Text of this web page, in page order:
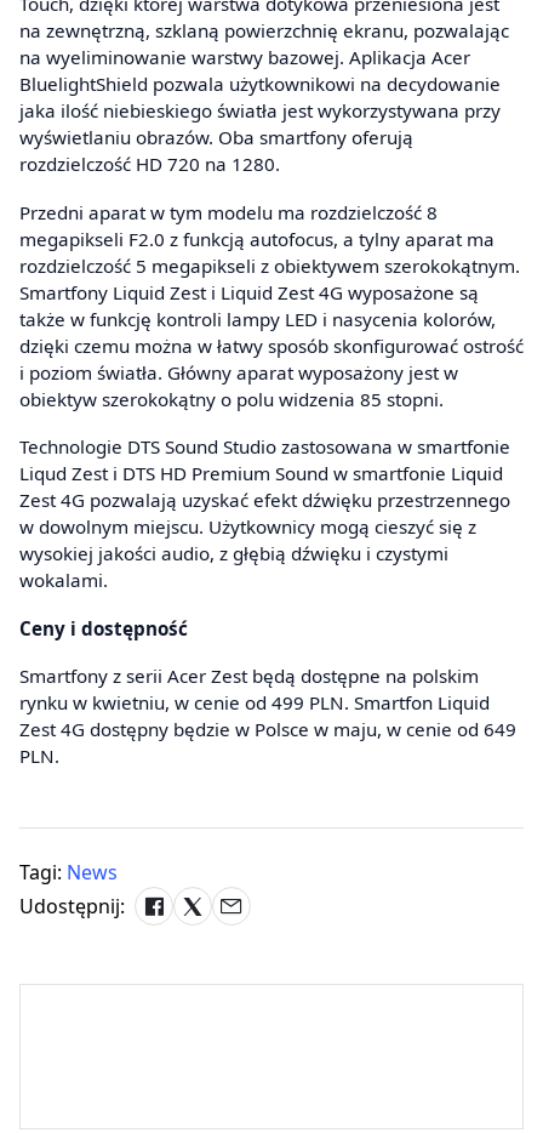
na zewnętrzną, szklaną powierzchnię ekranu, pozwalając
na wyeliminowanie warstwy bazowej. Aplikacja Acer
BluelightShield pozwala użytkownikowi na decydowanie
jaka ilość niebieskiego światła jest wykorzystywana przy
wyświetlaniu obrazów. Oba smartfony oferują
rozdzielczość HD 720 na 1280.
Przedni aparat w tym modelu ma rozdzielczość 8
megapikseli F2.0 z funkcją autofocus, a tylny aparat ma
rozdzielczość 5 megapikseli z obiektywem szerokokątnym.
Smartfony Liquid Zest i Liquid Zest 4G wyposażone są
także w funkcję kontroli lampy LED i nasycenia kolorów,
dzięki czemu można w łatwy sposób skonfigurować ostrość
i poziom światła. Główny aparat wyposażony jest w
obiektyw szerokokątny o polu widzenia 85 stopni.
Technologie DTS Sound Studio zastosowana w smartfonie
Liqud Zest i DTS HD Premium Sound w smartfonie Liquid
Zest 4G pozwalają uzyskać efekt dźwięku przestrzennego
w dowolnym miejscu. Użytkownicy mogą cieszyć się z
wysokiej jakości audio, z głębią dźwięku i czystymi
wokalami.
Ceny i dostępność
Smartfony z serii Acer Zest będą dostępne na polskim
rynku w kwietniu, w cenie od 499 PLN. Smartfon Liquid
Zest 4G dostępny będzie w Polsce w maju, w cenie od 649
PLN.
Tagi: News
Udostępnij: